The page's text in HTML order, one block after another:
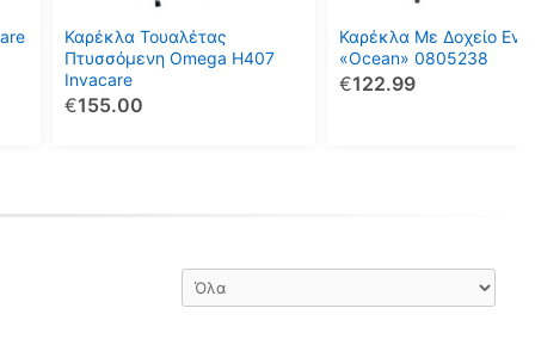
Καρέκλα Τουαλέτας
Πτυσσόμενη Omega Η407
Invacare
155.00
€
Καρέκλα Με Δοχείο
«Ocean» 0805238
122.99
€